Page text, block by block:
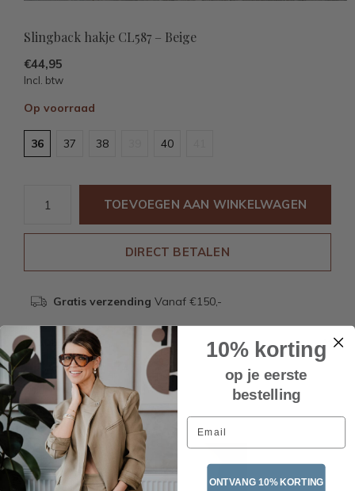
Slingback hakje CL587 – Beige
€44,95
Incl. btw
Op voorraad
36 37 38 40
TOEVOEGEN AAN WINKELWAGEN
DIRECT BETALEN
Gratis verzending Vanaf €150,-
Beschrijving
Recente artikelen
10% korting
op je eerste
bestelling
Email
ONTVANG 10% KORTING